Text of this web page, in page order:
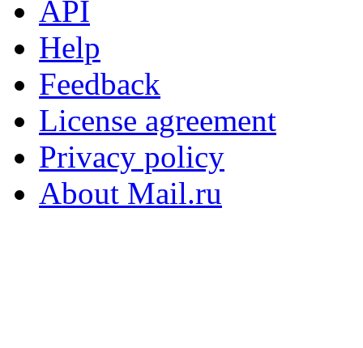
API
Help
Feedback
License agreement
Privacy policy
About Mail.ru